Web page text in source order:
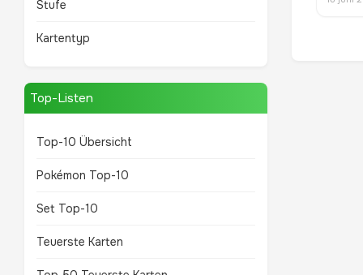
Stufe
Kartentyp
Top-Listen
Top-10 Übersicht
Pokémon Top-10
Set Top-10
Teuerste Karten